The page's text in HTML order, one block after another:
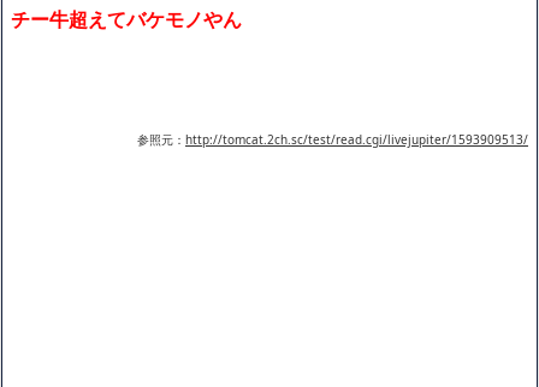
チー牛超えてバケモノやん
参照元： http://tomcat.2ch.sc/test/read.cgi/livejupiter/1593909513/